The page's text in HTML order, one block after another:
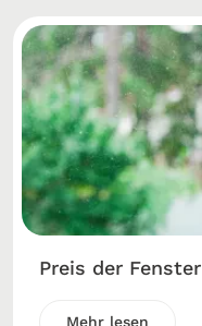
Preis der Fenster
Mehr lesen